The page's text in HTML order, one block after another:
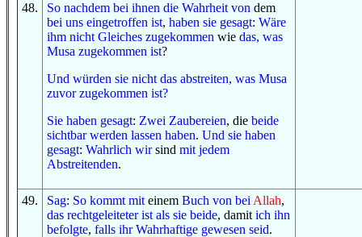
48. So nachdem bei ihnen die Wahrheit von dem
bei uns eingetroffen ist, haben sie gesagt: Wäre
ihm nicht Gleiches zugekommen wie das, was
Musa zugekommen ist?
Und würden sie nicht das abstreiten, was Musa
zuvor zugekommen ist?
Sie haben gesagt: Zwei Zaubereien, die beide
sichtbar werden lassen haben. Und sie haben
gesagt: Wahrlich wirsind mit jedem
Abstreitenden.
49. Sag: So kommt mit einem Buch von bei Allah,
das rechtgeleiteterist als sie beide, damit ich ihn
befolgte, falls ihr Wahrhaftige gewesen seid.